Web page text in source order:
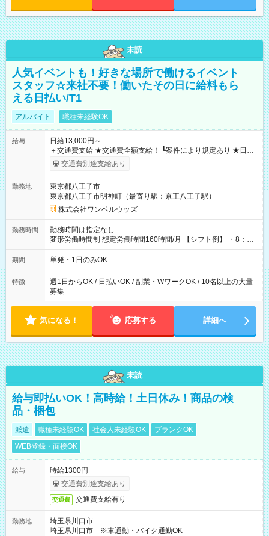
未読
人気イベントも！好きな場所で働けるイベント
スタッフ☆来社不要！働いたその日に給料もら
える日払い/T1
アルバイト 職種未経験OK
給与
日給13,000円～
＋交通費支給 ★交通費全額支給！ ┗案件により規定あり ★日払
いOK！（規定あり） ┗働いたその日に現金GET♪ お仕事後はコ
ンビニATMから 日払い分を引き落とせます！ 【試用期間】試
交通費別途支給あり
勤務地
東京都八王子市
東京都八王子市明神町（最寄り駅：京王八王子駅）
株式会社ワンベルウッズ
勤務時間
勤務時間は指定なし
変形労働時間制 想定労働時間160時間/月 【シフト例】 ・8：00
～21：00
期間 単発・1日のみOK
特徴
週1日からOK / 日払いOK / 副業・WワークOK / 10名以上の大量
募集
気になる！ 応募する 詳細へ
未読
給与即払いOK！高時給！土日休み！商品の検
品・梱包
派遣 職種未経験OK 社会人未経験OK
ブランクOK
WEB登録・面接OK
給与
時給1300円
交通費別途支給あり
交通費 交通費支給有り
勤務地
埼玉県川口市
埼玉県川口市 ※車通勤・バイク通勤OK